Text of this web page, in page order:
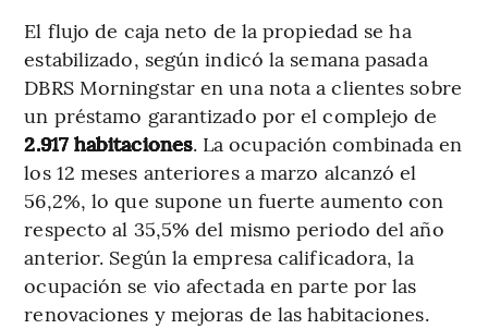
El flujo de caja neto de la propiedad se ha
estabilizado, según indicó la semana pasada
DBRS Morningstar en una nota a clientes sobre
un préstamo garantizado por el complejo de
2.917 habitaciones. La ocupación combinada en
los 12 meses anteriores a marzo alcanzó el
56,2%, lo que supone un fuerte aumento con
respecto al 35,5% del mismo periodo del año
anterior. Según la empresa calificadora, la
ocupación se vio afectada en parte por las
renovaciones y mejoras de las habitaciones.